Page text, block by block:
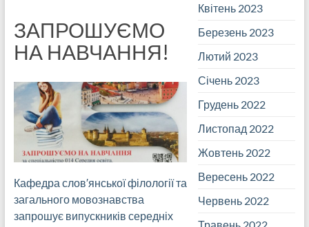
ЗАПРОШУЄМО
НА НАВЧАННЯ!
Кафедра слов′янської філології та
загального мовознавства
запрошує випускників середніх
Квітень 2023
Березень 2023
Лютий 2023
Січень 2023
Грудень 2022
Листопад 2022
Жовтень 2022
Вересень 2022
Червень 2022
Травень 2022